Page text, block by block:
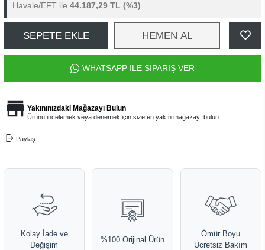
Havale/EFT ile 44.187,29 TL (%3)
SEPETE EKLE HEMEN AL
WHATSAPP İLE SİPARİŞ VER
Yakınınızdaki Mağazayı Bulun
Ürünü incelemek veya denemek için size en yakın mağazayı bulun.
Paylaş
Kolay İade ve
Değişim
%100 Orijinal Ürün
Ömür Boyu
Ücretsiz Bakım